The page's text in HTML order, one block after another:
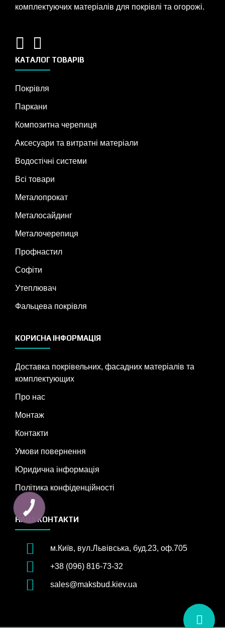
комплектуючих матеріалів для покрівлі та огорожі.
КАТАЛОГ ТОВАРІВ
Покрівля
Паркани
Композитна черепиця
Аксесуари та витратні матеріали
Водостічні системи
Всі товари
Металопрокат
Металосайдинг
Металочерепиця
Профнастил
Софіти
Утеплювач
Фальцева покрівля
КОРИСНА ІНФОРМАЦІЯ
Доставка покрівельних, фасадних матеріалів та
комплектующих
Про нас
Монтаж
Контакти
Умови повернення
Юридична інформація
Політика конфіденційності
НАШІ КОНТАКТИ
м.Київ, вул.Львівська, буд.23, оф.705
+38 (096) 816-73-32
sales@maksbud.kiev.ua